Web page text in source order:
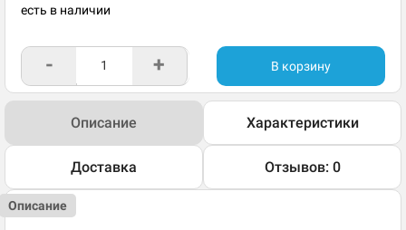
есть в наличии
- + В корзину
Описание Характеристики
Доставка Отзывов: 0
Описание